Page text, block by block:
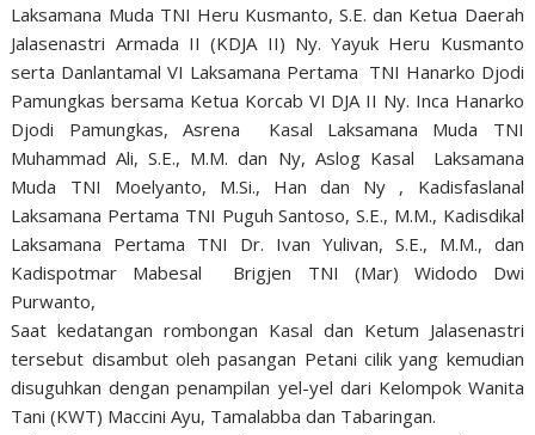
Laksamana Muda TNI Heru Kusmanto, S.E. dan Ketua Daerah
Jalasenastri Armada II (KDJA II) Ny. Yayuk Heru Kusmanto
serta Danlantamal VI Laksamana Pertama TNI Hanarko Djodi
Pamungkas bersama Ketua Korcab VI DJA II Ny. Inca Hanarko
Djodi Pamungkas, Asrena Kasal Laksamana Muda TNI
Muhammad Ali, S.E., M.M. dan Ny, Aslog Kasal Laksamana
Muda TNI Moelyanto, M.Si., Han dan Ny , Kadisfaslanal
Laksamana Pertama TNI Puguh Santoso, S.E., M.M., Kadisdikal
Laksamana Pertama TNI Dr. Ivan Yulivan, S.E., M.M., dan
Kadispotmar Mabesal Brigjen TNI (Mar) Widodo Dwi
Purwanto,
Saat kedatangan rombongan Kasal dan Ketum Jalasenastri
tersebut disambut oleh pasangan Petani cilik yang kemudian
disuguhkan dengan penampilan yel-yel dari Kelompok Wanita
Tani (KWT) Maccini Ayu, Tamalabba dan Tabaringan.